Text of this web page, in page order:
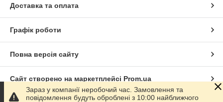
Доставка та оплата
Графік роботи
Повна версія сайту
Сайт створено на маркетплейсі Prom.ua
Зараз у компанії неробочий час. Замовлення та
повідомлення будуть оброблені з 10:00 найближчого